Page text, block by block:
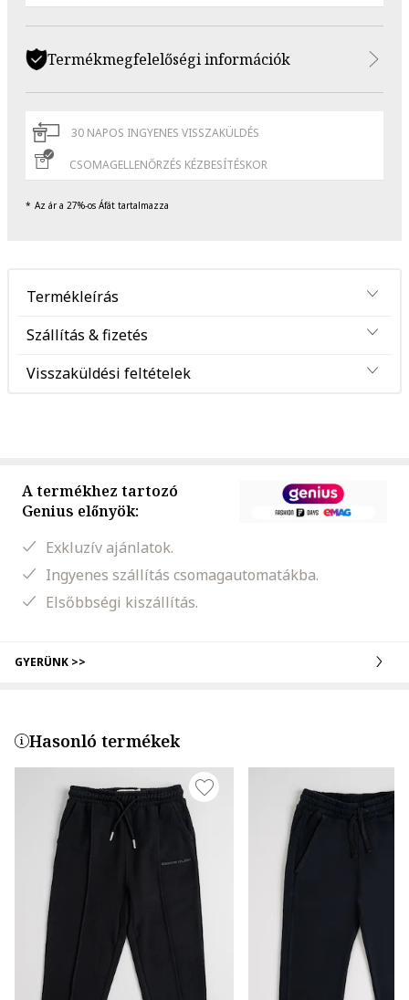
Termékmegfelelőségi információk
30 NAPOS INGYENES VISSZAKÜLDÉS
CSOMAGELLENŐRZÉS KÉZBESÍTÉSKOR
Az ár a 27%-os Áfát tartalmazza
Termékleírás
Szállítás & fizetés
Visszaküldési feltételek
A termékhez tartozó
Genius előnyök:
Exkluzív ajánlatok.
Ingyenes szállítás csomagautomatákba.
Elsőbbségi kiszállítás.
GYERÜNK >>
Hasonló termékek